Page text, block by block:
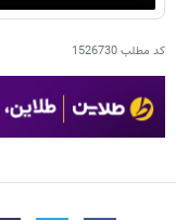
کد مطلب1526730